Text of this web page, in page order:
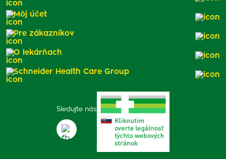
Sledujte nás
Môj účet
Pre zákazníkov
O lekárňach
Schneider Health Care Group